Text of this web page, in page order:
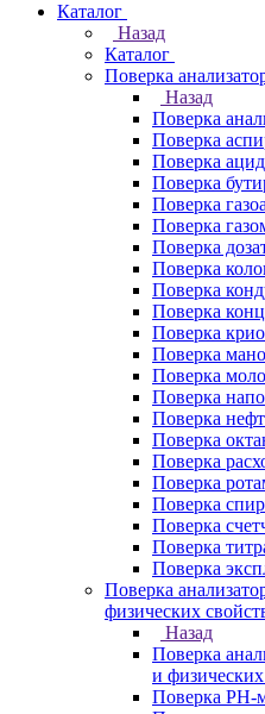
Каталог
Назад
Каталог
Поверка
Назад
Поверка
Поверка
Поверка
Поверка
Поверка
Поверка
Поверка
Поверка
Поверка
Поверка
Поверка
Поверка
Поверка
Поверка
Поверка
Поверка
Поверка
Поверка
Поверка
Поверка
Поверка
Поверка
Поверка
физических
Назад
Поверка
и
Поверка PH-